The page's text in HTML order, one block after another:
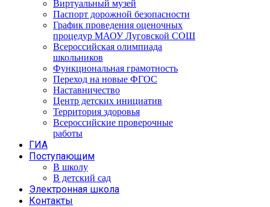
Виртуальный музей
Паспорт дорожной безопасности
График проведения оценочных
процедур МАОУ Луговской СОШ
Всероссийская олимпиада
школьников
Функциональная грамотность
Переход на новые ФГОС
Наставничество
Центр детских инициатив
Территория здоровья
Всероссийские проверочные
работы
ГИА
Поступающим
В школу
В детский сад
Электронная школа
Контакты